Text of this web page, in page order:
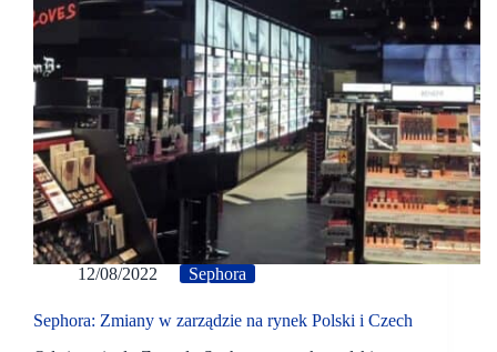
12/08/2022 Sephora
Sephora: Zmiany w zarządzie na rynek Polski i Czech